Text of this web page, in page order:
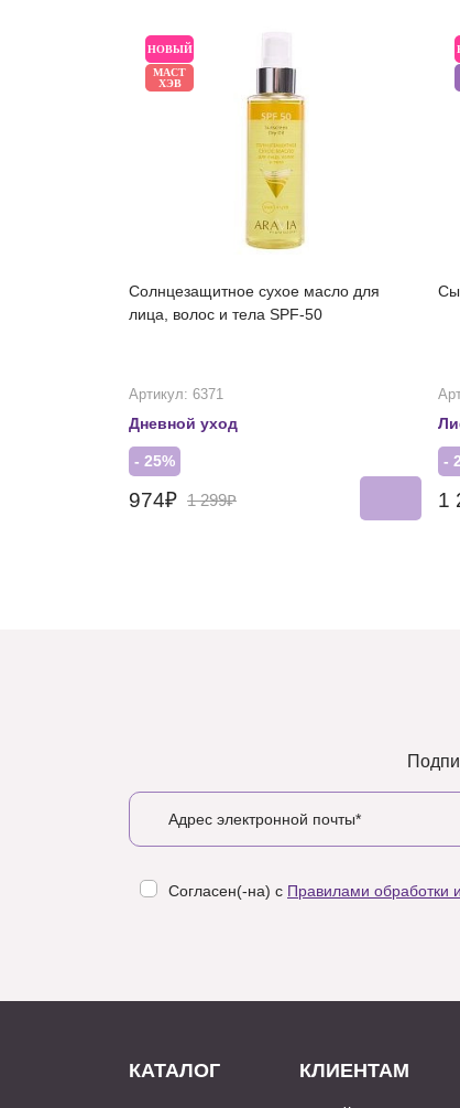
НОВЫЙ
МАСТ
ХЭВ
Солнцезащитное сухое масло для
лица, волос и тела SPF-50
Артикул: 6371
Дневной уход
- 25%
974₽ 1 299₽
-
1
Согласен(-на) с Правилами обработки
КАТАЛОГ КЛИЕНТАМ